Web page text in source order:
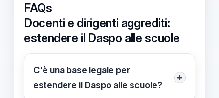
FAQs
Docenti e dirigenti aggrediti:
estendere il Daspo alle scuole
C'è una base legale per
estendere il Daspo alle scuole?
+